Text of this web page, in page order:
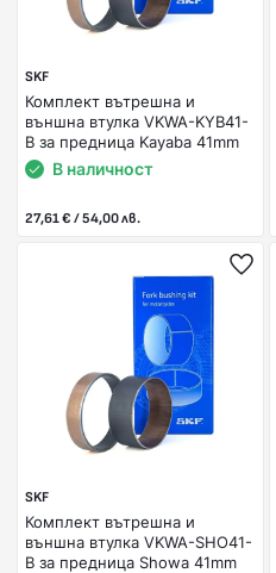
SKF
Комплект вътрешна и
външна втулка VKWA-KYB41-
B за предница Kayaba 41mm
В наличност
27,61 € / 54,00 лв.
SKF
Комплект вътрешна и
външна втулка VKWA-SHO41-
B за предница Showa 41mm